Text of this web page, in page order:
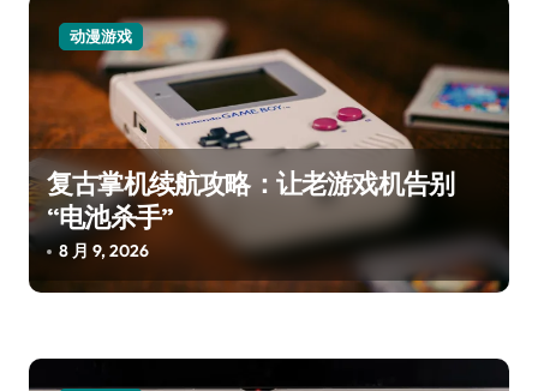
动漫游戏
复古掌机续航攻略：让老游戏机告别
“电池杀手”
8 月 9, 2026